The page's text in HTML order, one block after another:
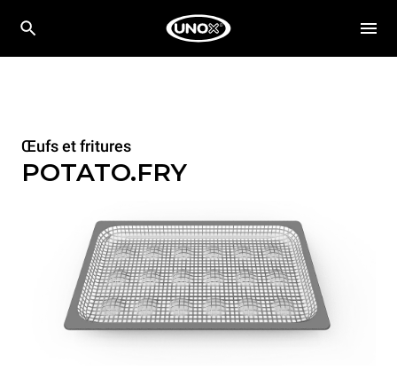
Œufs et fritures
POTATO.FRY